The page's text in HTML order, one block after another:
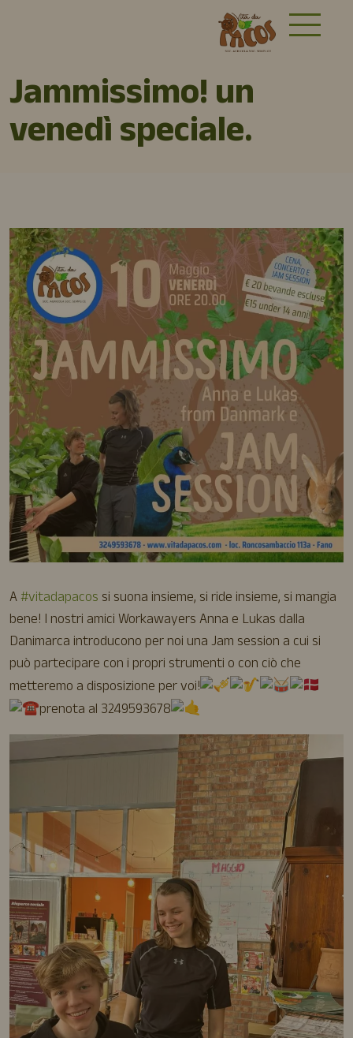
Jammissimo! un
venedì speciale.
A#vitadapacos si suona insieme, si ride insieme, si mangia
bene! I nostri amici Workawayers Anna e Lukas dalla
Danimarca introducono per noi una Jam session a cui si
può partecipare con i propri strumenti o con ciò che
metteremo a disposizione per voi!
prenota al 3249593678